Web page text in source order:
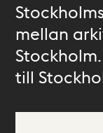
mellan
till